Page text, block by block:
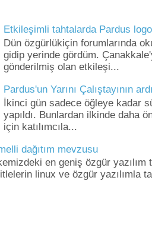
Etkileşimli tahtalarda Pardus
Dün özgürlükiçin forumlarında
gidip yerinde gördüm.
gönderilmiş olan etkileşi...
Pardus'un Yarını Çalıştayının
İkinci gün sadece öğleye kadar
yapıldı. Bunlardan ilkinde daha
için katılımcıla...
dağıtım mevzusu
en geniş özgür
linux ve özgür yazılımla